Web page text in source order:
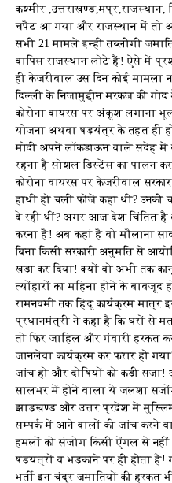
कश्मीर ,उत्तराखण्ड,मप्र,राजस्थान,
चपैट आ गया और राजस्थान में
सभी 21 मामले इन्ही तब्लीगी
वापिस राजस्थान लोटे हैं! ऐसे में
ही केजरीवाल उस दिन कोई
दिल्ली के निजामुद्दीन मरकज की
कोरोना वायरस पर अंकूश लगाना
योजना अथवा षड़यंत्र के तहत ही
मोदी अपने लाॅकडाऊन वाले संदेह
रहना है सोशल डिस्टेंस का पालन
कोरोना वायरस पर केजरीवाल
हाथी हो चली फोजें कहां थी?
दे रही थीं? अगर आज देश चिंतित है
करना है! अब कहां है वो मौलाना
बिना किसी सरकारी अनुमति से
खड़ा कर दिया! क्यों वो अभी तक
त्योंहारों का महिना होने के
रामनवमी तक हिंदू कार्यक्रम मात्र
प्रधानमंत्री ने कहा है कि घरों से
तो फिर जाहिल और गंवारी हरकत
जानलेवा कार्यक्रम कर फरार हो
जांच हो और दोषियों को कड़ी
सालभर में होने वाला ये जलशा
झाड़खण्ड और उत्तर प्रदेश में
सम्पर्क में आने वालों की जांच करने
हमलों को संजोग किसी ऐंगल से नहीं
षड़यत्रों व भड़काने पर ही होता
भर्ती इन चंद्र जमातियों की हरकत